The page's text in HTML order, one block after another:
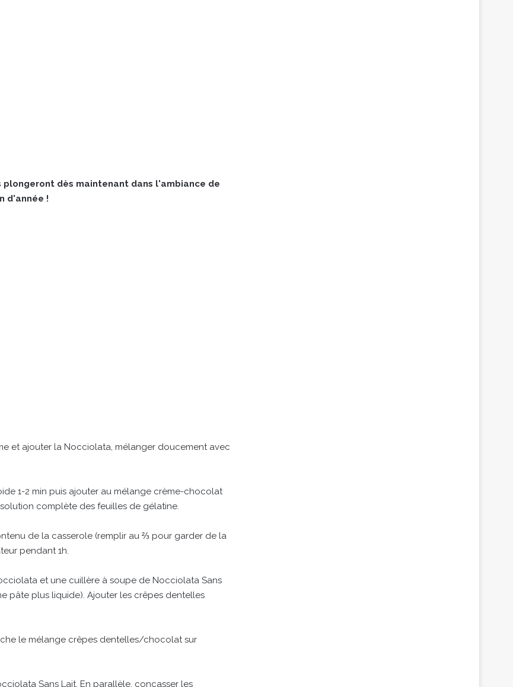
dès maintenant dans l'ambiance de
d'année !
et ajouter la Nocciolata, mélanger doucement avec
1-2 min puis ajouter au mélange crème-chocolat
complète des feuilles de gélatine.
de la casserole (remplir au ⅔ pour garder de la
pendant 1h.
et une cuillère à soupe de Nocciolata Sans
pâte plus liquide). Ajouter les crêpes dentelles
le mélange crêpes dentelles/chocolat sur
Sans Lait. En parallèle, concasser les